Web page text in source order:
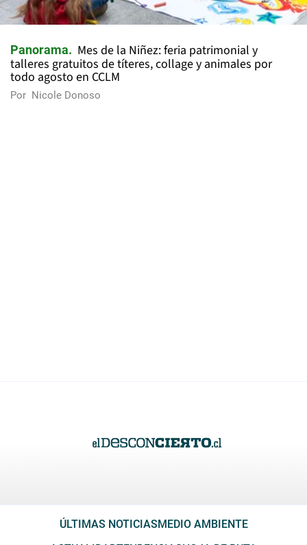
Panorama
Mes de la Niñez: feria patrimonial y
talleres gratuitos de títeres, collage y animales por
todo agosto en CCLM
Por Nicole Donoso
ÚLTIMAS NOTICIASMEDIO AMBIENTE